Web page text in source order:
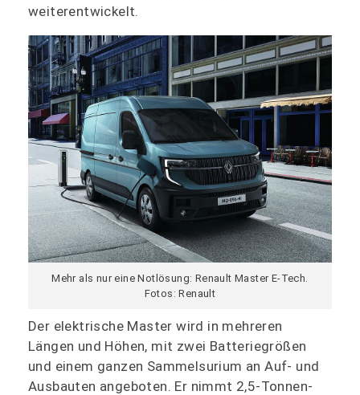
weiterentwickelt.
Mehr als nur eine Notlösung: Renault Master E-Tech.
Fotos: Renault
Der elektrische Master wird in mehreren
Längen und Höhen, mit zwei Batteriegrößen
und einem ganzen Sammelsurium an Auf- und
Ausbauten angeboten. Er nimmt 2,5-Tonnen-